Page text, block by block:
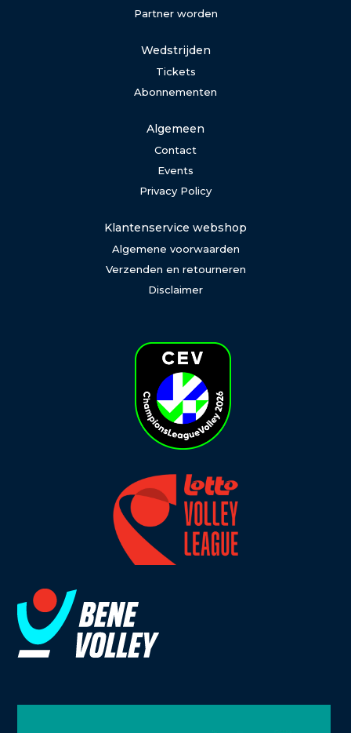
Partner worden
Wedstrijden
Tickets
Abonnementen
Algemeen
Contact
Events
Privacy Policy
Klantenservice webshop
Algemene voorwaarden
Verzenden en retourneren
Disclaimer